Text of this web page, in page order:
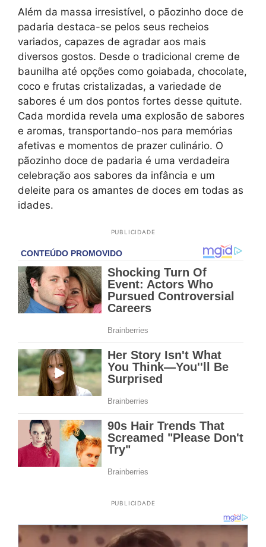
Além da massa irresistível, o pãozinho doce de
padaria destaca-se pelos seus recheios
variados, capazes de agradar aos mais
diversos gostos. Desde o tradicional creme de
baunilha até opções como goiabada, chocolate,
coco e frutas cristalizadas, a variedade de
sabores é um dos pontos fortes desse quitute.
Cada mordida revela uma explosão de sabores
e aromas, transportando-nos para memórias
afetivas e momentos de prazer culinário. O
pãozinho doce de padaria é uma verdadeira
celebração aos sabores da infância e um
deleite para os amantes de doces em todas as
idades.
PUBLICIDADE
PUBLICIDADE